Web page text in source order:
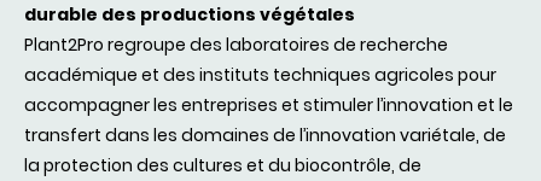
durable des productions végétales
Plant2Pro regroupe des laboratoires de recherche
académique et des instituts techniques agricoles pour
accompagnerles entreprises et stimulerl’innovation et le
transfert dans les domaines de l’innovation variétale, de
la protection des cultures et du biocontrôle, de